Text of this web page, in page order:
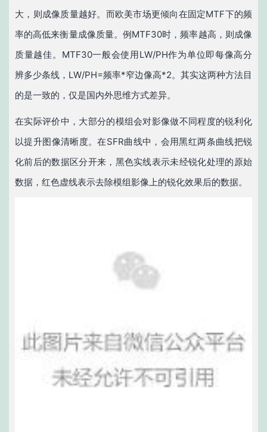
大，则成像质量越好。而欧美市场更倾向在固定MTF下的频
率的高低来衡量成像质量。例MTF30时，频率越高，则成像
质量越佳。MTF30一般会使用LW/PH作为单位即每像高分
辨多少条线，LW/PH=频率*窄边像高*2。其实这两种方法目
的是一致的，仅是国内外思维方式差异。
在实际评价中，大部分的模组会对影像做不同程度的锐利化
以提升图像清晰度。在SFR曲线中，会用黑红两条曲线把锐
化前后的数据区分开来，黑色实线表示未经锐化处理的原始
数据，红色虚线表示去除模组影像上的锐化效果后的数据。